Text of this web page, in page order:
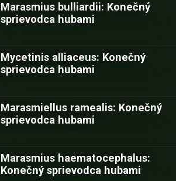
Marasmius bulliardii: Konečný
sprievodca hubami
Mycetinis alliaceus: Konečný
sprievodca hubami
Marasmiellus ramealis: Konečný
sprievodca hubami
Marasmius haematocephalus:
Konečný sprievodca hubami